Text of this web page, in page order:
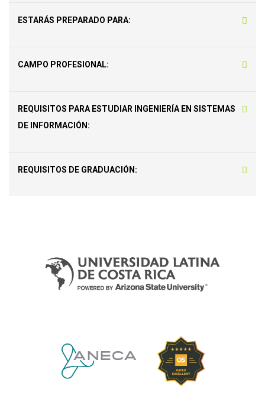
ESTARÁS PREPARADO PARA:
CAMPO PROFESIONAL:
REQUISITOS PARA ESTUDIAR INGENIERÍA EN SISTEMAS
DE INFORMACIÓN:
REQUISITOS DE GRADUACIÓN: